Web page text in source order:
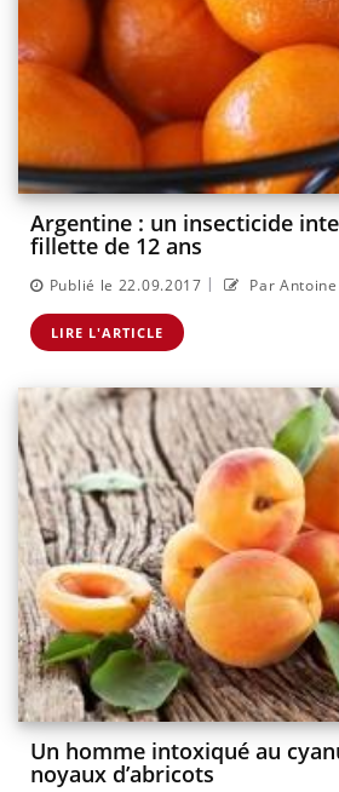
Argentine : un insecticide
fillette de 12 ans
Publié le 22.09.2017 | Par
LIRE L'ARTICLE
Un homme intoxiqué au
noyaux d’abricots